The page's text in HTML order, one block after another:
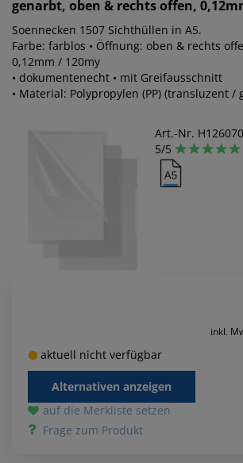
genarbt, oben & rechts offen,
Soennecken 1507 Sichthüllen in A5.
Farbe: farblos • Öffnung: oben & rechts
0,12mm / 120my
• dokumentenecht • mit Greifausschnitt
• Material: Polypropylen (PP) (transluzent /
Art.-Nr.
5/5
inkl.
aktuell nicht verfügbar
Alternativen anzeigen
auf die Merkliste setzen
Frage zum Produkt